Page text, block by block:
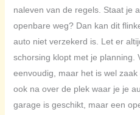
naleven van de regels. Staat je
openbare weg? Dan kan dit
auto niet verzekerd is. Let er
schorsing klopt met je planning.
eenvoudig, maar het is wel
ook na over de plek waar je je
garage is geschikt, maar een